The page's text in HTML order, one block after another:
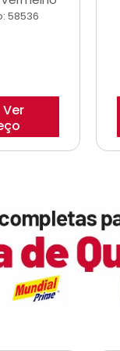
58536
Ver